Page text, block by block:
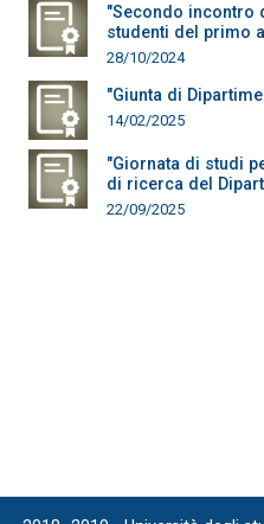
"Secondo incontro
studenti del primo
28/10/2024
"Giunta di
14/02/2025
"Giornata di studi
di ricerca del
22/09/2025